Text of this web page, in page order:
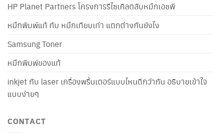
HP Planet Partners โครงการรีไซเคิลตลับหมึกเอชพี
หมึกพิมพ์แท้ กับ หมึกเทียบเท่า แตกต่างกันยังไง
Samsung Toner
หมึกพิมพ์ของแท้
inkjet กับ laser เครื่องพริ้นเตอร์แบบไหนดีกว่ากัน อธิบายเข้าใจ
แบบง่ายๆ
CONTACT